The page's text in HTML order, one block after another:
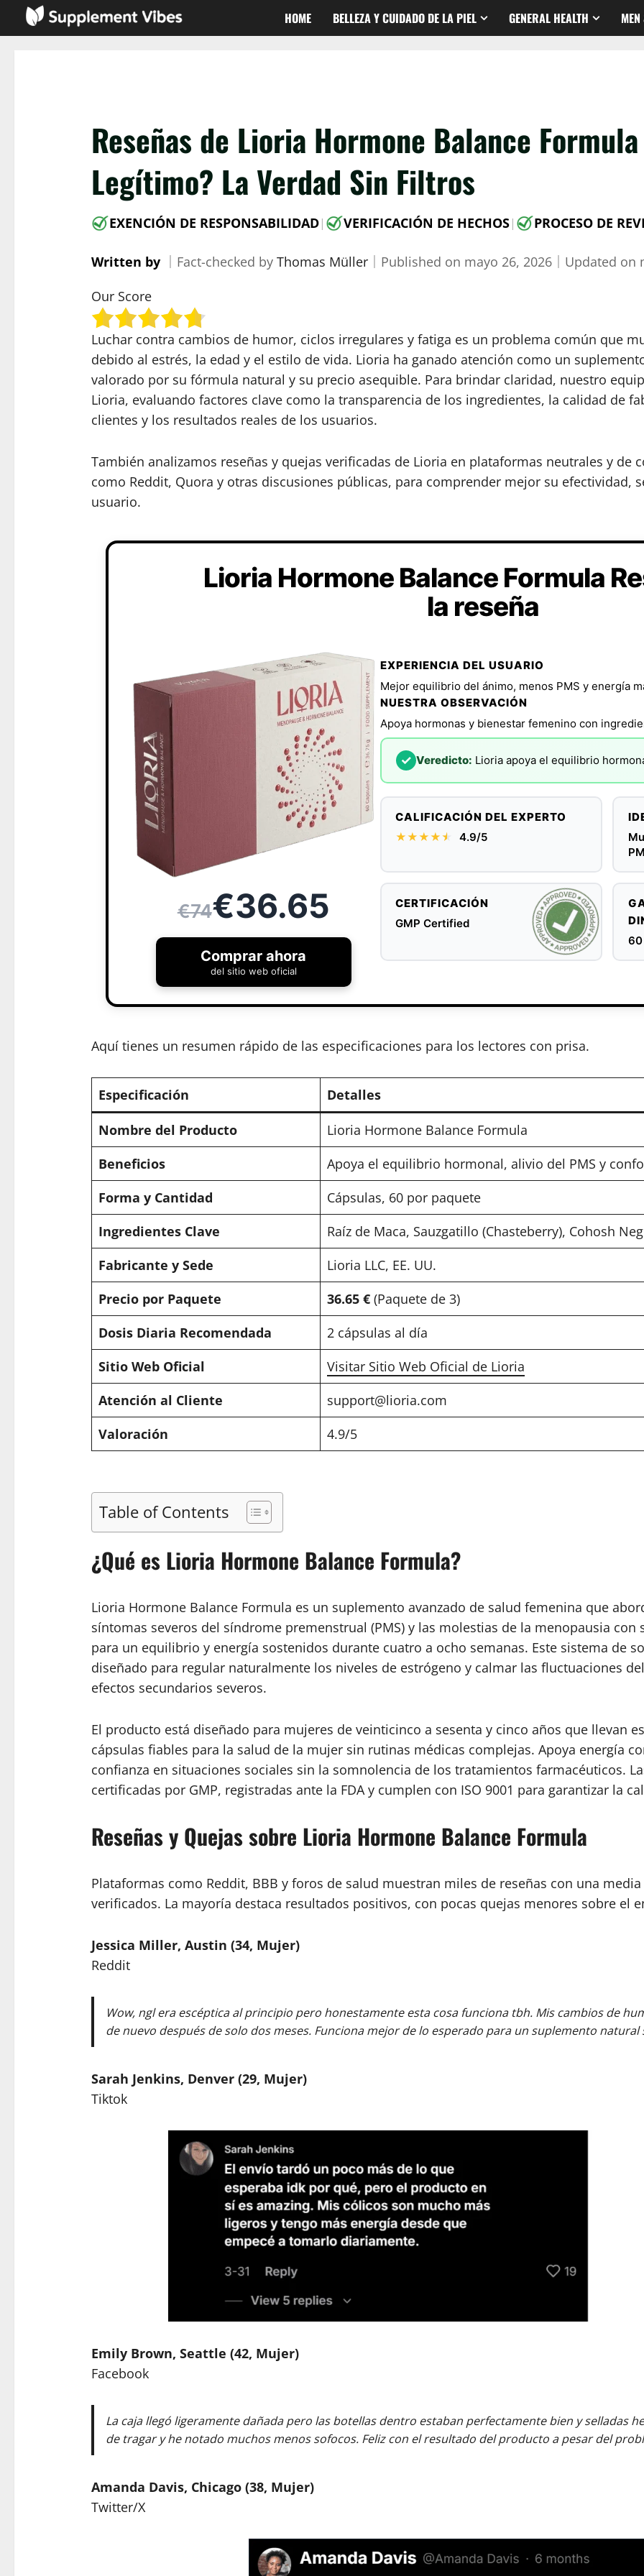
Saltar
HOME BELLEZA Y CUIDADO DE LA PIEL GENERAL HEALTH
Reseñas de Lioria Hormone Balance
Legítimo? La Verdad Sin Filtros
EXENCIÓN DE RESPONSABILIDAD| VERIFICACIÓN DE HECHOS| PROCESO DE
Written by Fact-checked by Thomas Müller｜ Published on mayo 26, 2026｜ Updated on
Our Score
Luchar contra cambios de humor, ciclos irregulares y fatiga es un problema común que
debido al estrés, la edad y el estilo de vida. Lioria ha ganado atención como un
valorado por su fórmula natural y su precio asequible. Para brindar claridad, nuestro
Lioria, evaluando factores clave como la transparencia de los ingredientes, la calidad de
clientes y los resultados reales de los usuarios.
También analizamos reseñas y quejas verificadas de Lioria en plataformas neutrales y de
como Reddit, Quora y otras discusiones públicas, para comprender mejor su efectividad,
usuario.
Lioria Hormone Balance Formula
la reseña
€74€36.65
Comprar ahora
del sitio web oficial
EXPERIENCIA DEL USUARIO
Mejor equilibrio del ánimo, menos PMS y energía
NUESTRA OBSERVACIÓN
Apoya hormonas y bienestar femenino con
✓ Veredicto: Lioria apoya el equilibrio
CALIFICACIÓN DEL EXPERTO
★★★★★
★ 4.9/5
CERTIFICACIÓN
GMP Certified
60
Aquí tienes un resumen rápido de las especificaciones para los lectores con prisa.
Especificación Detalles
Nombre del Producto
Lioria Hormone Balance Formula
Beneficios
Apoya el equilibrio hormonal, alivio del PMS y
Forma y Cantidad
Cápsulas, 60 por paquete
Ingredientes Clave
Raíz de Maca, Sauzgatillo (Chasteberry), Cohosh
Fabricante y Sede
Lioria LLC, EE. UU.
Precio por Paquete
36.65 €(Paquete de 3)
Dosis Diaria Recomendada
2 cápsulas al día
Sitio Web Oficial
Visitar Sitio Web Oficial de Lioria
Atención al Cliente
support@lioria.com
Valoración
4.9/5
Table of Contents
¿Qué es Lioria Hormone Balance Formula?
Lioria Hormone Balance Formula es un suplemento avanzado de salud femenina que
síntomas severos del síndrome premenstrual (PMS) y las molestias de la menopausia
para un equilibrio y energía sostenidos durante cuatro a ocho semanas. Este sistema de
diseñado para regular naturalmente los niveles de estrógeno y calmar las fluctuaciones
efectos secundarios severos.
El producto está diseñado para mujeres de veinticinco a sesenta y cinco años que llevan
cápsulas fiables para la salud de la mujer sin rutinas médicas complejas. Apoya energía
confianza en situaciones sociales sin la somnolencia de los tratamientos farmacéuticos.
certificadas por GMP, registradas ante la FDA y cumplen con ISO 9001 para garantizar la
Reseñas y Quejas sobre Lioria Hormone Balance Formula
Plataformas como Reddit, BBB y foros de salud muestran miles de reseñas con una
verificados. La mayoría destaca resultados positivos, con pocas quejas menores sobre el
Jessica Miller, Austin (34, Mujer)
Reddit
Wow, ngl era escéptica al principio pero honestamente esta cosa funciona tbh. Mis cambios de
de nuevo después de solo dos meses. Funciona mejor de lo esperado para un suplemento
Sarah Jenkins, Denver (29, Mujer)
Tiktok
Emily Brown, Seattle (42, Mujer)
Facebook
La caja llegó ligeramente dañada pero las botellas dentro estaban perfectamente bien y selladas
de tragar y he notado muchos menos sofocos. Feliz con el resultado del producto a pesar del
Amanda Davis, Chicago (38, Mujer)
Twitter/X